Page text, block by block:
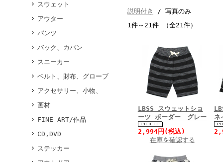
スウェット
アウター
パンツ
バック、カバン
スニーカー
ベルト、財布、グローブ
アクセサリー、小物、
画材
FINE ART/作品
CD,DVD
ステッカー
説明付き
/ 写真のみ
1件～21件 （全21件）
LBSS スウェットショ
ーツ ボーダー グレー
2,994円(税込)
在庫を確認する
ネ